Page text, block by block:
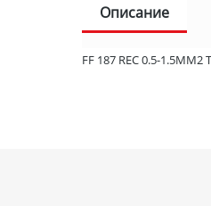
Описание
FF 187 REC 0.5-1.5MM2